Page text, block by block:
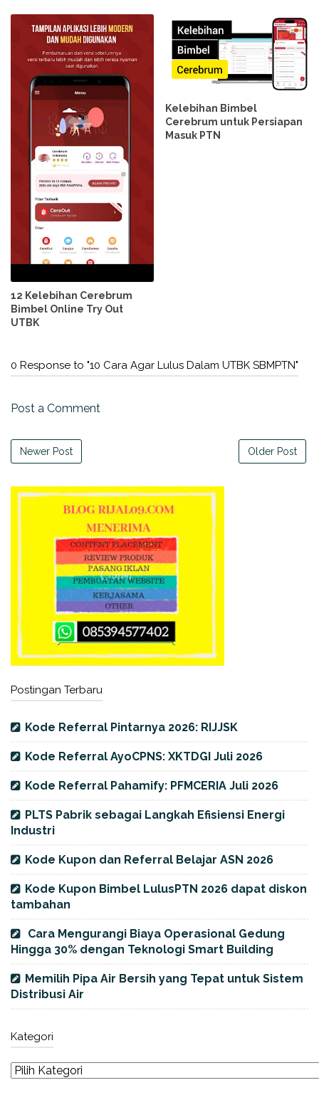
12 Kelebihan Cerebrum
Bimbel Online Try Out
UTBK
Kelebihan Bimbel
Cerebrum untuk Persiapan
Masuk PTN
0 Response to "10 Cara Agar Lulus Dalam UTBK SBMPTN"
Post a Comment
Newer Post Older Post
Postingan Terbaru
Kode Referral Pintarnya 2026: RIJJSK
Kode Referral AyoCPNS: XKTDGI Juli 2026
Kode Referral Pahamify: PFMCERIA Juli 2026
PLTS Pabrik sebagai Langkah Efisiensi Energi
Industri
Kode Kupon dan Referral Belajar ASN 2026
Kode Kupon Bimbel LulusPTN 2026 dapat diskon
tambahan
Cara Mengurangi Biaya Operasional Gedung
Hingga 30% dengan Teknologi Smart Building
Memilih Pipa Air Bersih yang Tepat untuk Sistem
Distribusi Air
Kategori